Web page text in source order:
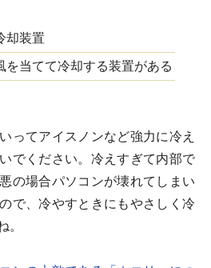
を当てて冷却する装置がある
ってアイスノンなど強力に冷え
でください。冷えすぎて内部で
の場合パソコンが壊れてしまい
で、冷やすときにもやさしく冷
。